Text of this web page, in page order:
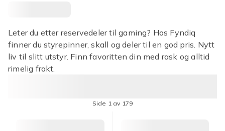
Leter du etter reservedeler til gaming? Hos Fyndiq
finner du styrepinner, skall og deler til en god pris. Nytt
liv til slitt utstyr. Finn favoritten din med rask og alltid
rimelig frakt.
Side 1 av 179